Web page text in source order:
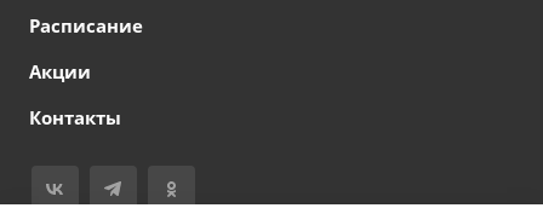
Расписание
Акции
Контакты